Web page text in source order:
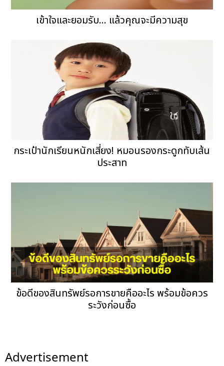
เข้าใจและยอมรับ... แล้วคุณจะมีความสุข
กระเป๋านักเรียนหนักเสี่ยง! หมอนรองกระดูกทับเส้น
ประสาท
ข้อดีของสินทรัพย์รอการขายคืออะไร พร้อมข้อควร
ระวังก่อนซื้อ
Advertisement